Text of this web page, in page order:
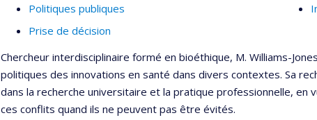
Politiques publiques
Prise de décision
Chercheur interdisciplinaire formé en bioéthique, M. Williams-
politiques des innovations en santé dans divers contextes. Sa
dans la recherche universitaire et la pratique professionnelle,
ces conflits quand ils ne peuvent pas être évités.